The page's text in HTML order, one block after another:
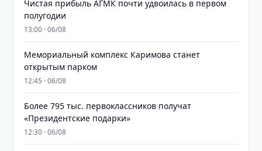
Чистая прибыль АГМК почти удвоилась в первом
полугодии
13:00 · 06/08
Мемориальный комплекс Каримова станет
открытым парком
12:45 · 06/08
Более 795 тыс. первоклассников получат
«Президентские подарки»
12:30 · 06/08